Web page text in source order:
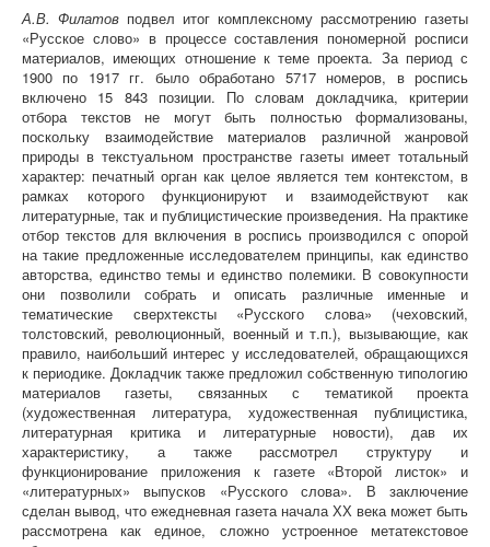
А.В. Филатов подвел итог комплексному рассмотрению газеты
«Русское слово» в процессе составления пономерной росписи
материалов, имеющих отношение к теме проекта. За период с
1900 по 1917 гг. было обработано 5717 номеров, в роспись
включено 15 843 позиции. По словам докладчика, критерии
отбора текстов не могут быть полностью формализованы,
поскольку взаимодействие материалов различной жанровой
природы в текстуальном пространстве газеты имеет тотальный
характер: печатный орган как целое является тем контекстом, в
рамках которого функционируют и взаимодействуют как
литературные, так и публицистические произведения. На практике
отбор текстов для включения в роспись производился с опорой
на такие предложенные исследователем принципы, как единство
авторства, единство темы и единство полемики. В совокупности
они позволили собрать и описать различные именные и
тематические сверхтексты «Русского слова» (чеховский,
толстовский, революционный, военный и т.п.), вызывающие, как
правило, наибольший интерес у исследователей, обращающихся
к периодике. Докладчик также предложил собственную типологию
материалов газеты, связанных с тематикой проекта
(художественная литература, художественная публицистика,
литературная критика и литературные новости), дав их
характеристику, а также рассмотрел структуру и
функционирование приложения к газете «Второй листок» и
«литературных» выпусков «Русского слова». В заключение
сделан вывод, что ежедневная газета начала ХХ века может быть
рассмотрена как единое, сложно устроенное метатекстовое